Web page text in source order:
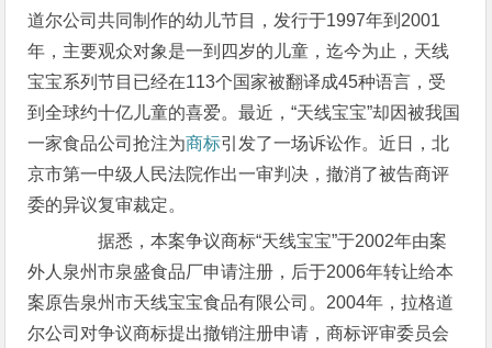
道尔公司共同制作的幼儿节目，发行于1997年到2001
年，主要观众对象是一到四岁的儿童，迄今为止，天线
宝宝系列节目已经在113个国家被翻译成45种语言，受
到全球约十亿儿童的喜爱。最近，“天线宝宝”却因被我国
一家食品公司抢注为商标引发了一场诉讼作。近日，北
京市第一中级人民法院作出一审判决，撤消了被告商评
委的异议复审裁定。
据悉，本案争议商标“天线宝宝”于2002年由案
外人泉州市泉盛食品厂申请注册，后于2006年转让给本
案原告泉州市天线宝宝食品有限公司。2004年，拉格道
尔公司对争议商标提出撤销注册申请，商标评审委员会